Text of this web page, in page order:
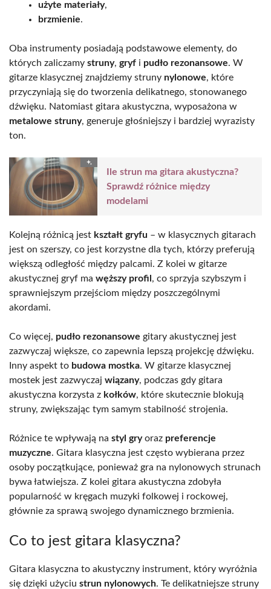
użyte materiały,
brzmienie.
Oba instrumenty posiadają podstawowe elementy, do
których zaliczamy struny, gryf i pudło rezonansowe. W
gitarze klasycznej znajdziemy struny nylonowe, które
przyczyniają się do tworzenia delikatnego, stonowanego
dźwięku. Natomiast gitara akustyczna, wyposażona w
metalowe struny, generuje głośniejszy i bardziej wyrazisty
ton.
Ile strun ma gitara akustyczna?
Sprawdź różnice między
modelami
Kolejną różnicą jest kształt gryfu – w klasycznych gitarach
jest on szerszy, co jest korzystne dla tych, którzy preferują
większą odległość między palcami. Z kolei w gitarze
akustycznej gryf ma węższy profil , co sprzyja szybszym i
sprawniejszym przejściom między poszczególnymi
akordami.
Co więcej, pudło rezonansowe gitary akustycznej jest
zazwyczaj większe, co zapewnia lepszą projekcję dźwięku.
Inny aspekt to budowa mostka. W gitarze klasycznej
mostek jest zazwyczaj wiązany, podczas gdy gitara
akustyczna korzysta z kołków, które skutecznie blokują
struny, zwiększając tym samym stabilność strojenia.
Różnice te wpływają na styl gryoraz preferencje
muzyczne. Gitara klasyczna jest często wybierana przez
osoby początkujące, ponieważ gra na nylonowych strunach
bywa łatwiejsza. Z kolei gitara akustyczna zdobyła
popularność w kręgach muzyki folkowej i rockowej,
głównie za sprawą swojego dynamicznego brzmienia.
Co to jest gitara klasyczna?
Gitara klasyczna to akustyczny instrument, który wyróżnia
się dzięki użyciu strun nylonowych. Te delikatniejsze struny